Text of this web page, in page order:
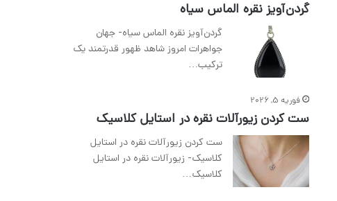
گردن‌آویز نقره الماس سیاه
گردن‌آویز نقره الماس سیاه- جهان
جواهرات امروز شاهد ظهور قدرتمند یک
ترکیب…
فوریه 5, 2026
ست کردن زیورآلات نقره در استایل کلاسیک
ست کردن زیورآلات نقره در استایل
کلاسیک- زیورآلات نقره در استایل
کلاسیک…